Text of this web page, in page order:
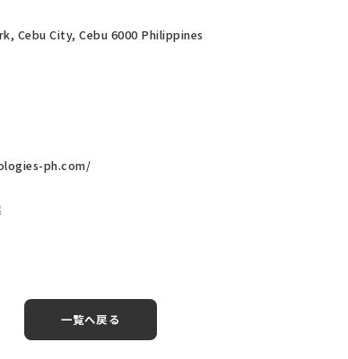
Cebu City, Cebu 6000 Philippines
ph.com/
一覧へ戻る